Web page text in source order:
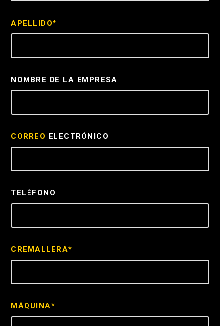
APELLIDO*
NOMBRE DE LA EMPRESA
CORREO ELECTRÓNICO
TELÉFONO
CREMALLERA*
MÁQUINA*